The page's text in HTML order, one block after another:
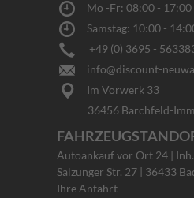
Mo -Fr: 08:00 - 17:00
Samstag: 10:00 -
+49 (0) 3695 -
info@discount-
Im Vorwerk 33
36456 Barchfeld-
Autoankauf vor Ort 24 |
Salzunger Str. 27 | 36433
Ihre Anfahrt